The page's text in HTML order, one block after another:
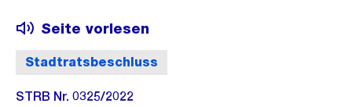
Stadtratsbeschluss
Seite vorlesen
STRB Nr. 0325/2022